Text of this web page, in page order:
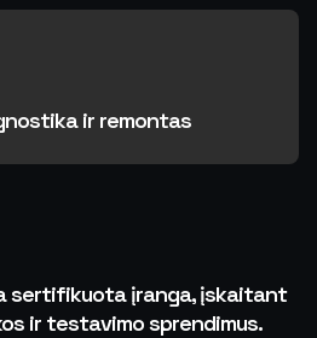
ir remontas
sertifikuota įranga, įskaitant
ir testavimo sprendimus.